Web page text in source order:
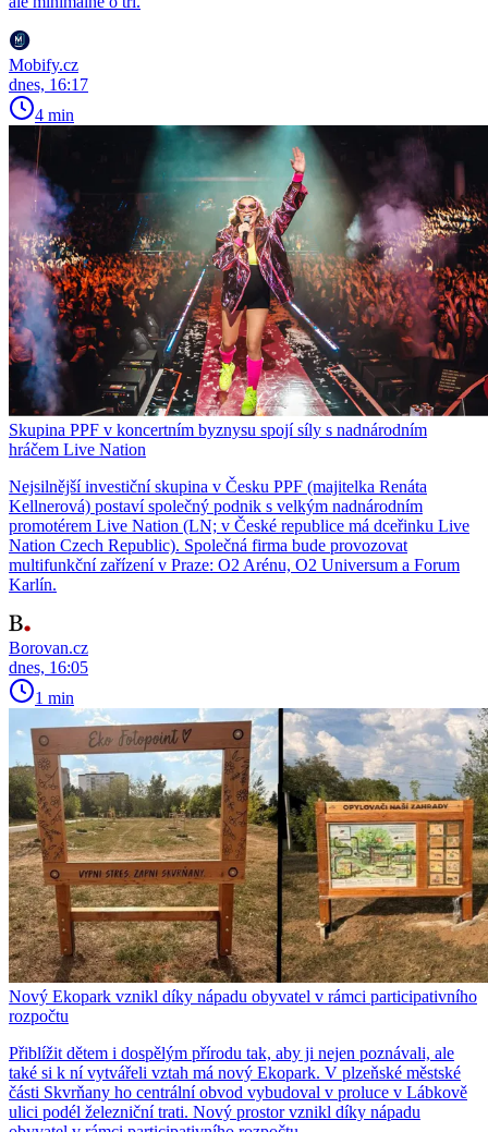
Mobify.cz
dnes, 16:17
4 min
Skupina PPF v koncertním byznysu spojí síly s nadnárodním
hráčem Live Nation
Nejsilnější investiční skupina v Česku PPF (majitelka Renáta
Kellnerová) postaví společný podnik s velkým nadnárodním
promotérem Live Nation (LN; v České republice má dceřinku Live
Nation Czech Republic). Společná firma bude provozovat
multifunkční zařízení v Praze: O2 Arénu, O2 Universum a Forum
Karlín.
Borovan.cz
dnes, 16:05
1 min
Nový Ekopark vznikl díky nápadu obyvatel v rámci participativního
rozpočtu
Přiblížit dětem i dospělým přírodu tak, aby ji nejen poznávali, ale
také si k ní vytvářeli vztah má nový Ekopark. V plzeňské městské
části Skvrňany ho centrální obvod vybudoval v proluce v Lábkově
ulici podél železniční trati. Nový prostor vznikl díky nápadu